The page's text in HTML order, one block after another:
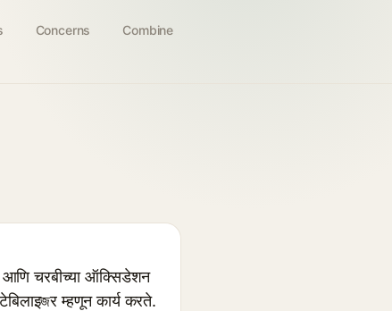
Concerns Combine
चरबीच्या ऑक्सिडेशन
म्हणून कार्य करते.